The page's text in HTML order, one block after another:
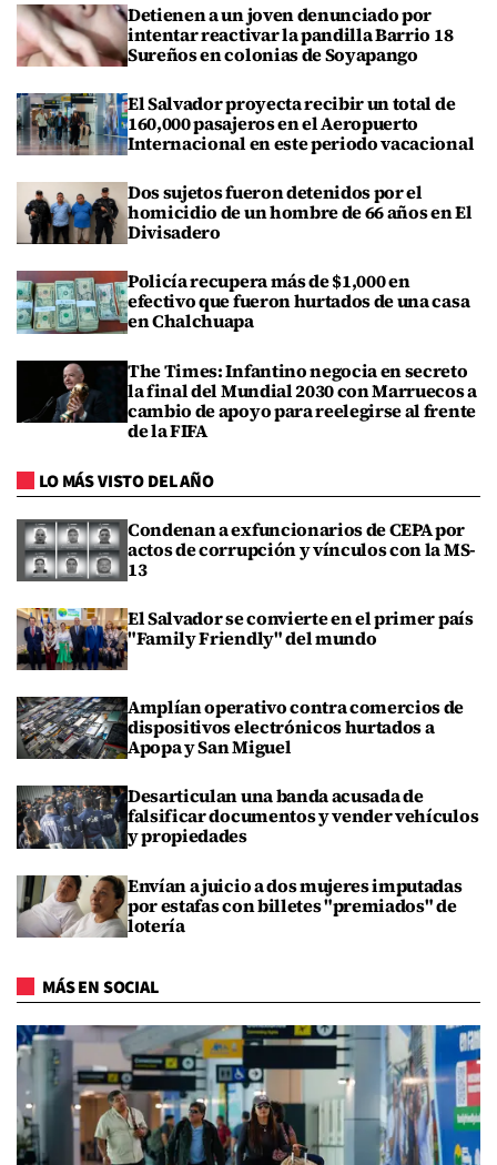
Detienen a un joven denunciado por
intentar reactivar la pandilla Barrio 18
Sureños en colonias de Soyapango
El Salvador proyecta recibir un total de
160,000 pasajeros en el Aeropuerto
Internacional en este periodo vacacional
Dos sujetos fueron detenidos por el
homicidio de un hombre de 66 años en El
Divisadero
Policía recupera más de $1,000 en
efectivo que fueron hurtados de una casa
en Chalchuapa
The Times: Infantino negocia en secreto
la final del Mundial 2030 con Marruecos a
cambio de apoyo para reelegirse al frente
de la FIFA
LO MÁS VISTO DEL AÑO
Condenan a exfuncionarios de CEPA por
actos de corrupción y vínculos con la MS-
13
El Salvador se convierte en el primer país
"Family Friendly" del mundo
Amplían operativo contra comercios de
dispositivos electrónicos hurtados a
Apopa y San Miguel
Desarticulan una banda acusada de
falsificar documentos y vender vehículos
y propiedades
Envían a juicio a dos mujeres imputadas
por estafas con billetes "premiados" de
lotería
MÁS EN SOCIAL